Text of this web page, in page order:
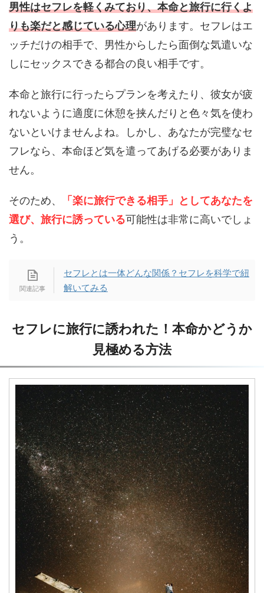
男性はセフレを軽くみており、本命と旅行に行くよ
りも楽だと感じている心理があります。セフレはエ
ッチだけの相手で、男性からしたら面倒な気遣いな
しにセックスできる都合の良い相手です。
本命と旅行に行ったらプランを考えたり、彼女が疲
れないように適度に休憩を挟んだりと色々気を使わ
ないといけませんよね。しかし、あなたが完璧なセ
フレなら、本命ほど気を遣ってあげる必要がありま
せん。
そのため、
「楽に旅行できる相手」としてあなたを
選び、旅行に誘っている可能性は非常に高いでしょ
う。
セフレとは一体どんな関係？セフレを科学で紐
解いてみる
セフレに旅行に誘われた！本命かどうか
見極める方法